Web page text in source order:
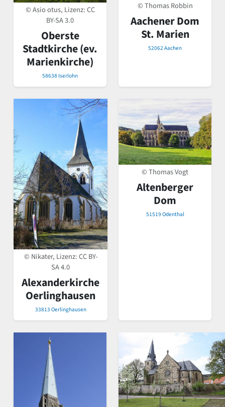
© Asio otus, Lizenz:CC
BY-SA 3.0
Oberste
Stadtkirche (ev.
Marienkirche)
58638 Iserlohn
© Thomas Robbin
Aachener Dom
St. Marien
52062 Aachen
© Nikater, Lizenz:CC BY-
SA 4.0
Alexanderkirche
Oerlinghausen
33813 Oerlinghausen
© Thomas Vogt
Altenberger
Dom
51519 Odenthal